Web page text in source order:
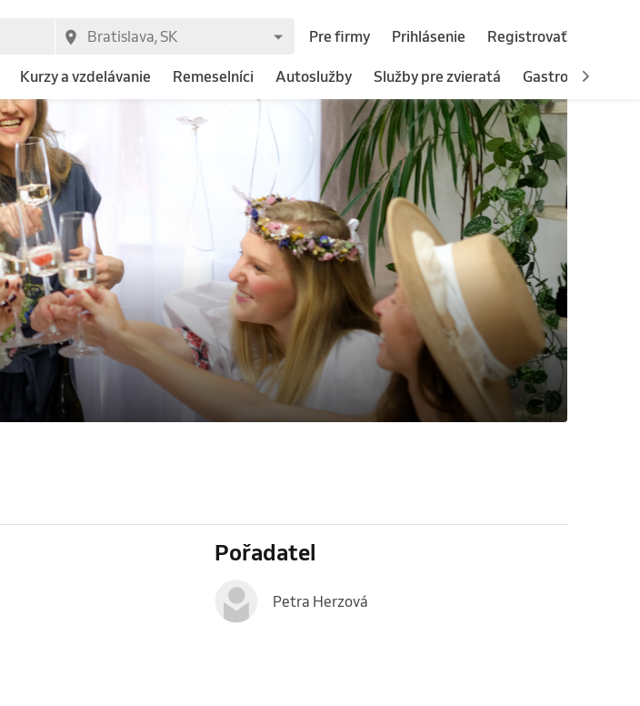
Pre firmy Prihlásenie Registrovať
Kurzy a vzdelávanie Remeselníci Autoslužby Služby pre zvieratá Gastronómia
Pořadatel
Petra Herzová